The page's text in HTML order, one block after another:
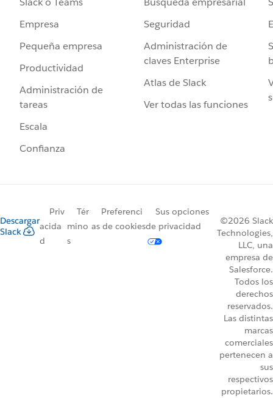
Empresa
Pequeña empresa
Productividad
Administración de
tareas
Escala
Confianza
Seguridad
Administración de
claves Enterprise
Atlas de Slack
Ver todas las funciones
Descargar
Slack
Priv
acida
d
Tér
mino
s
Preferenci
as de cookies
Sus opciones
de privacidad
©2026 Slack
Technologies,
LLC, una
empresa de
Salesforce.
Todos los
derechos
reservados.
Las distintas
marcas
comerciales
pertenecen a
sus
respectivos
propietarios.